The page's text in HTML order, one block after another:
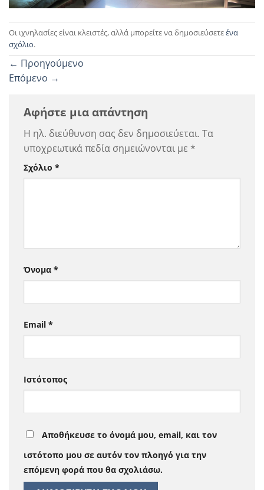
Οι ιχνηλασίες είναι κλειστές, αλλά μπορείτε να δημοσιεύσετεένα
σχόλιο.
← Προηγούμενο
Επόμενο →
Αφήστε μια απάντηση
Η ηλ. διεύθυνση σας δεν δημοσιεύεται. Τα
υποχρεωτικά πεδία σημειώνονται με *
Σχόλιο *
Όνομα *
Email *
Ιστότοπος
Αποθήκευσε το όνομά μου, email, και τον
ιστότοπο μου σε αυτόν τον πλοηγό για την
επόμενη φορά που θα σχολιάσω.